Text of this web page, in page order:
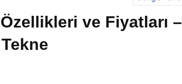
ve Fiyatları –